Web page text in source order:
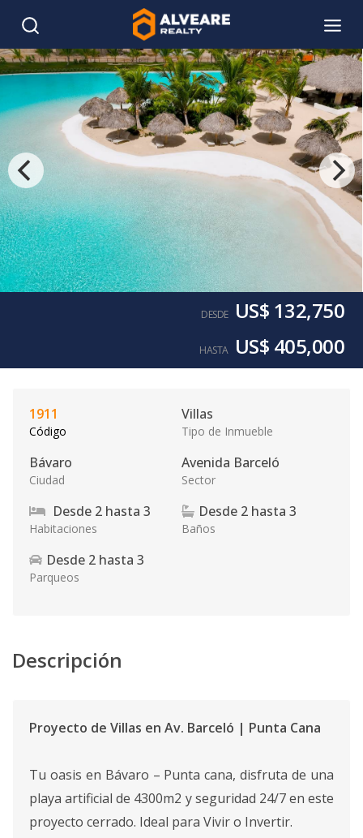
DESDE US$ 132,750
HASTA US$ 405,000
1911
Código
Villas
Tipo de Inmueble
Bávaro
Ciudad
Avenida Barceló
Sector
Desde 2 hasta 3
Habitaciones
Desde 2 hasta 3
Baños
Desde 2 hasta 3
Parqueos
Descripción
Proyecto de Villas en Av. Barceló | Punta Cana
Tu oasis en Bávaro – Punta cana, disfruta de una
playa artificial de 4300m2 y seguridad 24/7 en este
proyecto cerrado. Ideal para Vivir o Invertir.